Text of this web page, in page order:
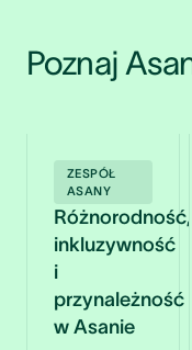
Poznaj
ZESPÓŁ
ASANY
Różnorodność,
inkluzywność
i
przynależność
w Asanie